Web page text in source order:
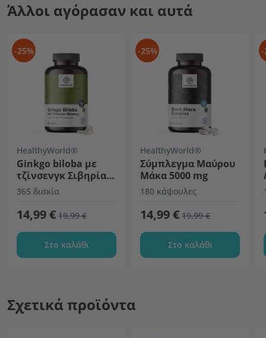
Άλλοι αγόρασαν και αυτά
-25%
HealthyWorld®
Ginkgo biloba με
τζίνσενγκ Σιβηρίας
6600 mg
365 δισκία
14,99 € 19,99 €
Στο καλάθι
-25%
HealthyWorld®
Σύμπλεγμα Μαύρου
Μάκα 5000 mg
180 κάψουλες
14,99 € 19,99 €
Στο καλάθι
-
Σχετικά προϊόντα